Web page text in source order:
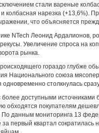
стали вареные
колбасная нарезка (+13,6%).
что объясняется
NTech Леонид Ардалионов,
Увеличение спроса на
рынка.
гораздо глубже
Национального союза
одновременно столкнулась
более доступными
обходятся покупателям
данным мониторинга 13
первый квартал сократилась